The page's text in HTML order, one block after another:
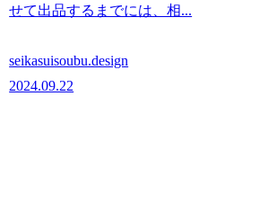
せて出品するまでには、相...
seikasuisoubu.design
2024.09.22